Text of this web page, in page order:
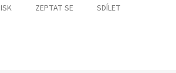
ZEPTAT SE SDÍLET